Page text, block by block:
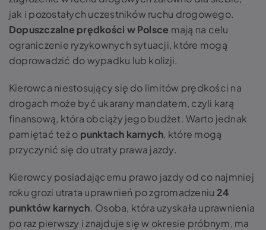
jak i pozostałych uczestników ruchu drogowego.
Dopuszczalne prędkości w Polsce mają na celu
ograniczenie ryzykownych sytuacji, które mogą
doprowadzić do wypadku lub kolizji.
Kierowca niestosujący się do limitów prędkości na
drogach może być ukarany mandatem, czyli karą
finansową, która obciąży jego budżet. Warto jednak
pamiętać też o punktach karnych, które mogą
przyczynić się do utraty prawa jazdy.
Kierowcy posiadającemu prawo jazdy od co najmniej
roku grozi utrata uprawnień po zgromadzeniu 24
punktów karnych. Osoba, która uzyskała uprawnienia
po raz pierwszy i znajduje się w okresie próbnym, ma